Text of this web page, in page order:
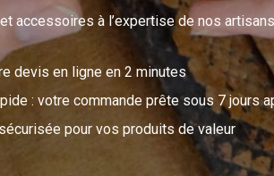
accessoires à l’expertise de nos
devis en ligne en 2 minutes
: votre commande prête sous 7 jours
pour vos produits de valeur